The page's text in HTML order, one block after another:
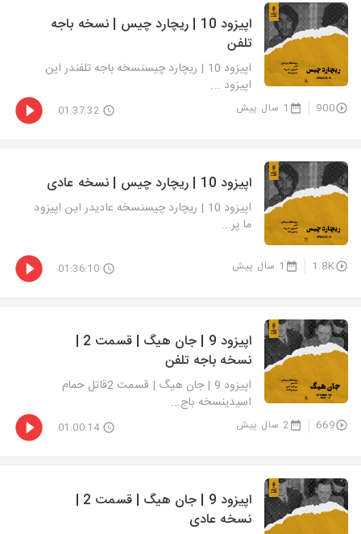
اپیزود 10 | ریچارد چیس | نسخه باجه
تلفن
اپیزود 10 | ریچارد چیسنسخه باجه تلفندر این
اپیزود ...
900 1 سال پیش 01:37:32
اپیزود 10 | ریچارد چیس | نسخه عادی
اپیزود 10 | ریچارد چیسنسخه عادیدر این اپیزود
ما پر...
1.8K 1 سال پیش 01:36:10
اپیزود 9 | جان هیگ | قسمت 2 |
نسخه باجه تلفن
اپیزود 9 | جان هیگ | قسمت 2قاتل حمام
اسیدینسخه باج...
669 2 سال پیش 01:00:14
اپیزود 9 | جان هیگ | قسمت 2 |
نسخه عادی